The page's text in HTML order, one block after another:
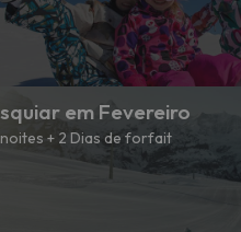
em Fevereiro
+ 2 Dias de forfait